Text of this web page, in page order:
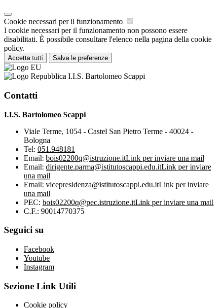
Cookie necessari per il funzionamento
I cookie necessari per il funzionamento non possono essere
disabilitati. È possibile consultare l'elenco nella pagina della cookie
policy.
Accetta tutti Salva le preferenze
I.I.S. Bartolomeo Scappi
Contatti
I.I.S. Bartolomeo Scappi
Viale Terme, 1054 - Castel San Pietro Terme - 40024 -
Bologna
Tel: 051.948181
Email: bois02200q@istruzione.itLink per inviare una mail
Email: dirigente.parma@istitutoscappi.edu.itLink per inviare
una mail
Email: vicepresidenza@istitutoscappi.edu.itLink per inviare
una mail
PEC: bois02200q@pec.istruzione.itLink per inviare una mail
C.F.: 90014770375
Seguici su
Facebook
Youtube
Instagram
Sezione Link Utili
Cookie policy